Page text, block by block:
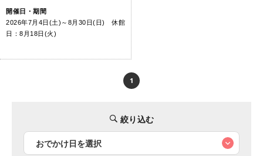
開催日・期間
2026年7月4日(土)～8月30日(日) 休館
日：8月18日(火)
1
絞り込む